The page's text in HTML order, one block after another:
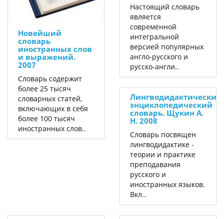
Новейший
словарь
иностранных слов
и выражений.
2007
Словарь содержит
более 25 тысяч
словарных статей,
включающих в себя
более 100 тысяч
иностранных слов..
Настоящий словарь
является
современной
интегральной
версией популярных
англо-русского и
русско-англи..
Лингводидактический
энциклопедический
словарь. Щукин А.
Н. 2008
Словарь посвящен
лингводидактике -
теории и практике
преподавания
русского и
иностранных языков.
Вкл..